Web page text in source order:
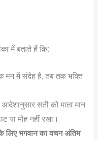
में बताते हैं कि:
मन में संदेह है, तब तक भक्ति
आदेशानुसार सती को माता मान
या मोह नहीं रखा।
लिए भगवान का वचन अंतिम